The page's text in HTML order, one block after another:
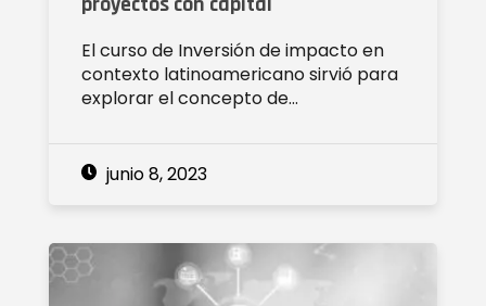
El curso de Inversión de impacto en
contexto latinoamericano sirvió para
explorar el concepto de…
junio 8, 2023